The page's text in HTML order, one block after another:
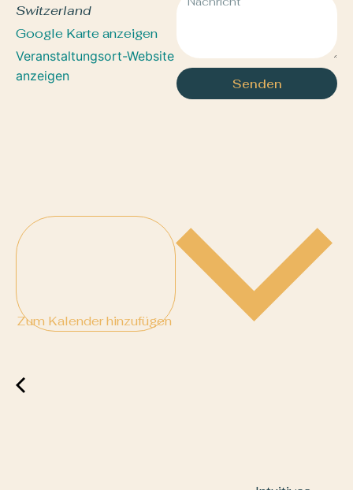
Switzerland
Google Karte anzeigen
Veranstaltungsort-Website
anzeigen
Zum Kalender hinzufügen
Senden